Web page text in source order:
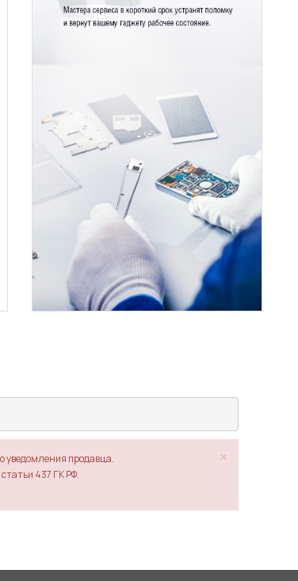
×
уведомления продавца.
437 ГК РФ.